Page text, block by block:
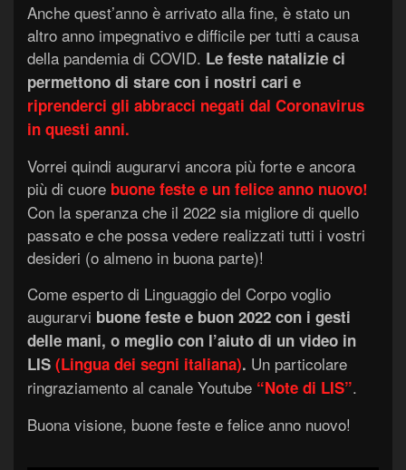
Anche quest’anno è arrivato alla fine, è stato un
altro anno impegnativo e difficile per tutti a causa
della pandemia di COVID. Le feste natalizie ci
permettono di stare con i nostri cari e
riprenderci gli abbracci negati dal Coronavirus
in questi anni.
Vorrei quindi augurarvi ancora più forte e ancora
più di cuore buone feste e un felice anno nuovo!
Con la speranza che il 2022 sia migliore di quello
passato e che possa vedere realizzati tutti i vostri
desideri (o almeno in buona parte)!
Come esperto di Linguaggio del Corpo voglio
augurarvi buone feste e buon 2022 con i gesti
delle mani, o meglio con l’aiuto di un video in
LIS (Lingua dei segni italiana). Un particolare
ringraziamento al canale Youtube “Note di LIS”.
Buona visione, buone feste e felice anno nuovo!